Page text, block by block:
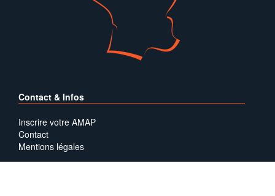
Contact & Infos
Inscrire votre AMAP
Contact
Mentions légales